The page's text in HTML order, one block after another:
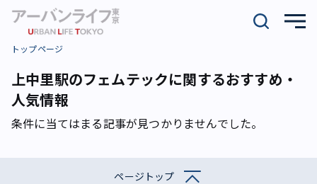
トップページ
上中里駅のフェムテックに関するおすすめ・
人気情報
条件に当てはまる記事が見つかりませんでした。
ページトップ